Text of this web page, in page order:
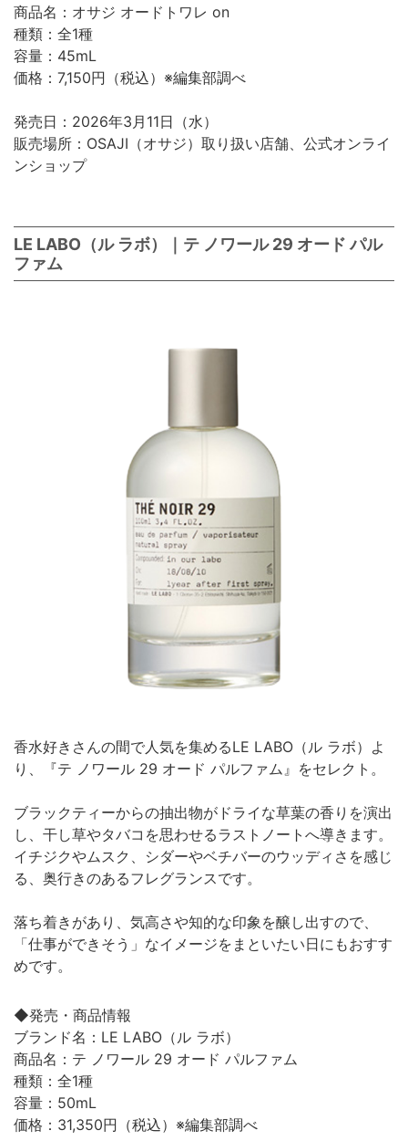
商品名：オサジ オードトワレ on
種類：全1種
容量：45mL
価格：7,150円（税込）※編集部調べ
発売日：2026年3月11日（水）
販売場所：OSAJI（オサジ）取り扱い店舗、公式オンライ
ンショップ
LE LABO（ル ラボ）｜テ ノワール 29 オード パル
ファム
香水好きさんの間で人気を集めるLE LABO（ル ラボ）よ
り、『テ ノワール 29 オード パルファム』をセレクト。
ブラックティーからの抽出物がドライな草葉の香りを演出
し、干し草やタバコを思わせるラストノートへ導きます。
イチジクやムスク、シダーやベチバーのウッディさを感じ
る、奥行きのあるフレグランスです。
落ち着きがあり、気高さや知的な印象を醸し出すので、
「仕事ができそう」なイメージをまといたい日にもおすす
めです。
◆発売・商品情報
ブランド名：LE LABO（ル ラボ）
商品名：テ ノワール 29 オード パルファム
種類：全1種
容量：50mL
価格：31,350円（税込）※編集部調べ